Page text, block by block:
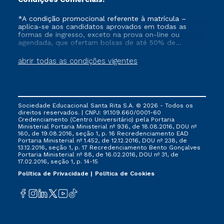
abrir todas as condições vigentes
*A condição promocional referente à matrícula –
aplica-se aos candidatos aprovados em todas as
formas de ingresso, exceto na prova on-line ou
agendada, que ofertam bolsas de até 50% de
que ainda não tenham efetivado e/ou não tenham
cancelado ou trancado sua matrícula em uma das
FIES, Prouni e outros programas governamentais, e
não se acumula com nenhuma outra campanha
ofertada pela Instituição.
Sociedade Educacional Santa Rita S.A. © 2026 - Todos os
direitos reservados. | CNPJ: 91.109.660/0001-60
Credenciamento (Centro Universitário) pela Portaria
Ministerial Portaria Ministerial nº 936, de 18.08.2016, DOU nº
160, de 19.08.2016, seção 1, p. 16 Recredenciamento EAD
Portaria Ministerial nº 1.452, de 12.12.2016, DOU nº 238, de
13.12.2016, seção 1, p. 17 Recredenciamento Bento Gonçalves
Portaria Ministerial nº 88, de 16.02.2016, DOU nº 31, de
17.02.2016, seção 1, p. 14-15
Política de Privacidade
Política de Cookies